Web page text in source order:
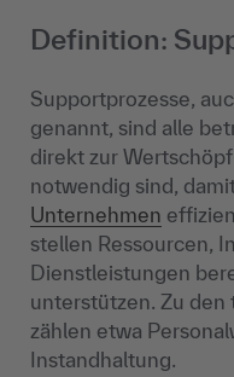
Definition:
Supportprozesse,
genannt, sind alle
direkt zur
notwendig sind,
Unternehmen
stellen Ressourcen,
Dienstleistungen
unterstützen. Zu den
zählen etwa
Instandhaltung.